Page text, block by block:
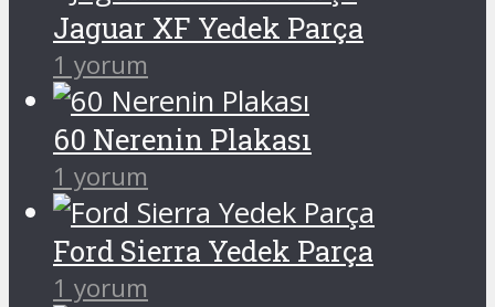
Jaguar XF Yedek Parça
1 yorum
60 Nerenin Plakası
1 yorum
Ford Sierra Yedek Parça
1 yorum